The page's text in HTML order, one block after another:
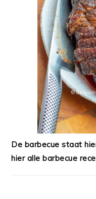
De barbecue staat
hier alle barbecue